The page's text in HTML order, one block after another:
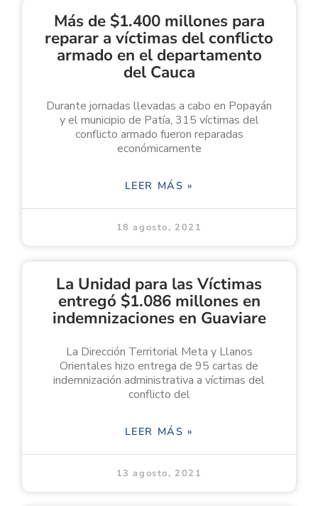
Más de $1.400 millones para
reparar a víctimas del conflicto
armado en el departamento
del Cauca
Durante jornadas llevadas a cabo en Popayán
y el municipio de Patía, 315 víctimas del
conflicto armado fueron reparadas
económicamente
LEER MÁS »
18 agosto, 2021
La Unidad para las Víctimas
entregó $1.086 millones en
indemnizaciones en Guaviare
La Dirección Territorial Meta y Llanos
Orientales hizo entrega de 95 cartas de
indemnización administrativa a víctimas del
conflicto del
LEER MÁS »
13 agosto, 2021